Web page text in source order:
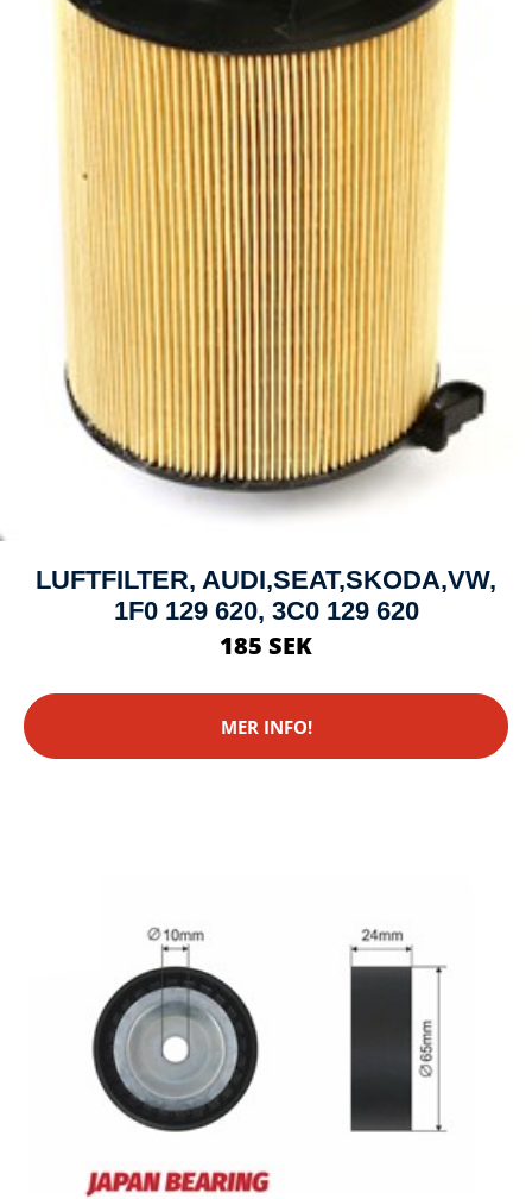
LUFTFILTER, AUDI,SEAT,SKODA,VW,
1F0 129 620, 3C0 129 620
185 SEK
MER INFO!